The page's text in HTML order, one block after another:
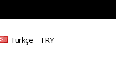
Türkçe - TRY